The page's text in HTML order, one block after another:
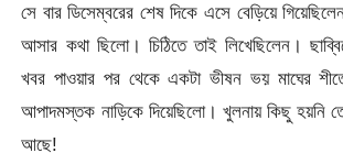
সে বার ডিসেম্বরের শেষ দিকে এসে বেড়িয়ে
আসার কথা ছিলো। চিঠিতে তাই লিখেছিলেন।
খবর পাওয়ার পর থেকে একটা ভীষন ভয় মাঘের
আপাদমস্তক নাড়িকে দিয়েছিলো। খুলনায় কিছু হয়নি
আছে!